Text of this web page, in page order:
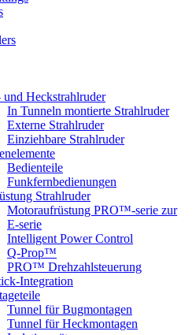
und Heckstrahlruder
In Tunneln montierte Strahlruder
Externe Strahlruder
Einziehbare Strahlruder
Bedienteile
Funkfernbedienungen
Strahlruder
Motoraufrüstung PRO™-serie zur
E-serie
Intelligent Power Control
Q-Prop™
PRO™ Drehzahlsteuerung
Integration
Tunnel für Bugmontagen
Tunnel für Heckmontagen